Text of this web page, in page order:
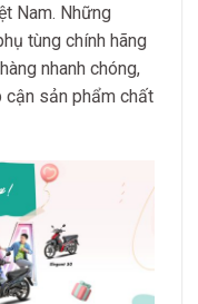
Nam. Những
tùng chính hãng
nhanh chóng,
cận sản phẩm chất